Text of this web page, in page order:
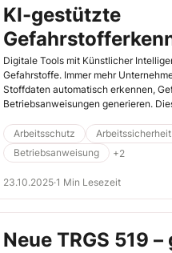
KI-gestützte
Schnellere
Sicherheit
Digitale Tools mit Künstlicher
Gefahrstoffe. Immer mehr
Stoffdaten automatisch erkennen,
Betriebsanweisungen generieren.
Arbeitsschutz
Arbeitssicherheit
Betriebsanweisung
+2
23.10.2025·1 Min Lesezeit
Neue TRGS 519